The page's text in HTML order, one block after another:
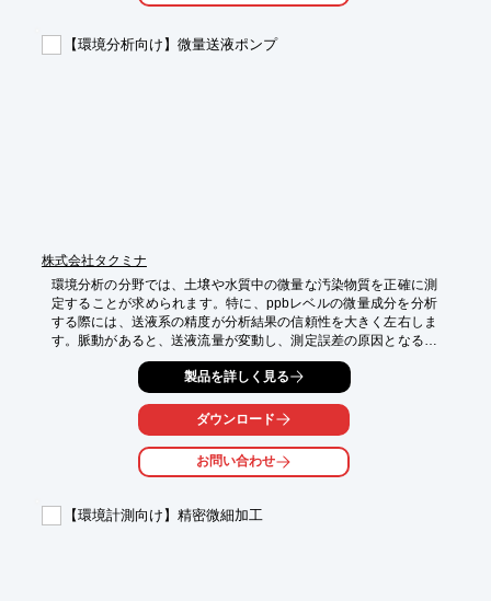
・測定結果の信頼性向上
【環境分析向け】微量送液ポンプ
株式会社タクミナ
環境分析の分野では、土壌や水質中の微量な汚染物質を正確に測
定することが求められます。特に、ppbレベルの微量成分を分析
する際には、送液系の精度が分析結果の信頼性を大きく左右しま
す。脈動があると、送液流量が変動し、測定誤差の原因となる可
能性があります。また、サンプルの変質を防ぐことも重要です。
当社製品は、0.01mL/min単位での微量送液を可能にし、長時間の
安定送液を実現します。これにより、正確で信頼性の高い分析結
果を得ることが可能になります。
【活用シーン】
・水質汚染調査における微量成分分析
・研究機関における環境分析
製品を詳しく見る
ダウンロード
お問い合わせ
【環境計測向け】精密微細加工